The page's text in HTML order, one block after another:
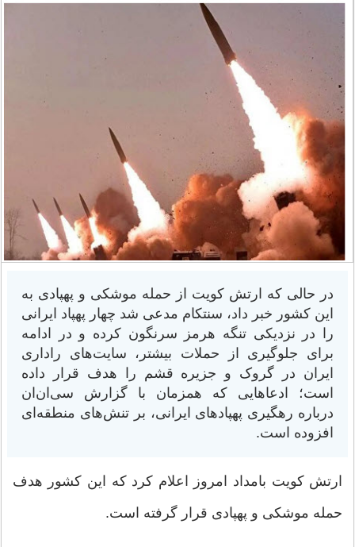
در حالی که ارتش کویت از حمله موشکی و پهپادی به
این کشور خبر داد، سنتکام مدعی شد چهار پهپاد ایرانی
را در نزدیکی تنگه هرمز سرنگون کرده و در ادامه
برای جلوگیری از حملات بیشتر، سایت‌های راداری
ایران در گروک و جزیره قشم را هدف قرار داده
است؛ ادعاهایی که همزمان با گزارش سی‌ان‌ان
درباره رهگیری پهپادهای ایرانی، بر تنش‌های منطقه‌ای
افزوده است.
ارتش کویت بامداد امروز اعلام کرد که این کشور هدف
حمله موشکی و پهپادی قرار گرفته است.